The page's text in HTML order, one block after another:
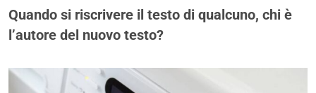
Quando si riscrivere il testo di qualcuno, chi è
l’autore del nuovo testo?